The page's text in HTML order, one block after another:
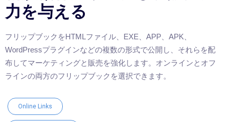
力を与える
フリップブックをHTMLファイル、EXE、APP、APK、
WordPressプラグインなどの複数の形式で公開し、それらを配
布してマーケティングと販売を強化します。オンラインとオフ
ラインの両方のフリップブックを選択できます。
Online Links